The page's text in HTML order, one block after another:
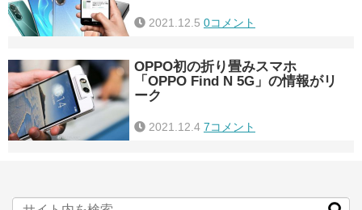
2021.12.5 0コメント
OPPO初の折り畳みスマホ
「OPPO Find N 5G」の情報がリ
ーク
2021.12.4 7コメント